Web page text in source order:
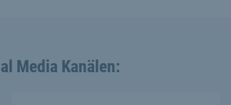
Media Kanälen: